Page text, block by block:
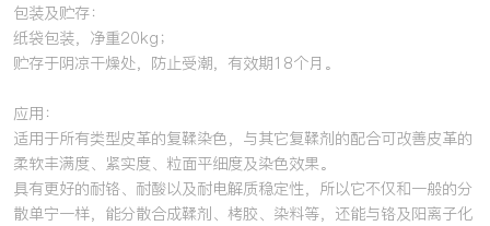
包装及贮存：
纸袋包装，净重20kg；
贮存于阴凉干燥处，防止受潮，有效期18个月。
应用：
适用于所有类型皮革的复鞣染色，与其它复鞣剂的配合可改善皮革的
柔软丰满度、紧实度、粒面平细度及染色效果。
具有更好的耐铬、耐酸以及耐电解质稳定性，所以它不仅和一般的分
散单宁一样，能分散合成鞣剂、栲胶、染料等，还能与铬及阳离子化